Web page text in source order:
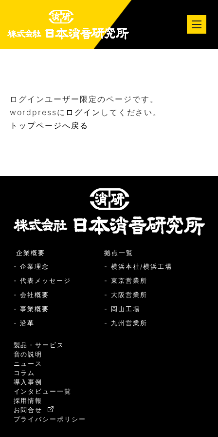
ログインユーザー限定のページです。
wordpressに ログイン してください。
トップページへ戻る
企業概要
- 企業理念
- 代表メッセージ
- 会社概要
- 事業概要
- 沿革
製品・サービス
音の説明
ニュース
コラム
導入事例
インタビュー一覧
採用情報
お問合せ
プライバシーポリシー
拠点一覧
- 横浜本社/横浜工場
- 東京営業所
- 大阪営業所
- 岡山工場
- 九州営業所